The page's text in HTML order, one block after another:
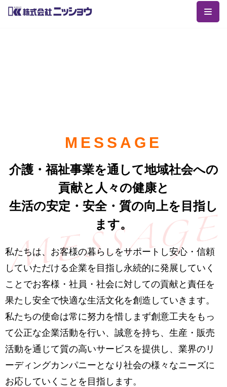
MESSAGE
介護・福祉事業を通して地域社会への
貢献と人々の健康と
生活の安定・安全・質の向上を目指し
ます。
私たちは、お客様の暮らしをサポートし安心・信頼
していただける企業を目指し永続的に発展していく
ことでお客様・社員・社会に対しての貢献と責任を
果たし安全で快適な生活文化を創造していきます。
私たちの使命は常に努力を惜しまず創意工夫をもっ
て公正な企業活動を行い、誠意を持ち、生産・販売
活動を通じて質の高いサービスを提供し、業界のリ
ーディングカンパニーとなり社会の様々なニーズに
お応していくことを目指します。